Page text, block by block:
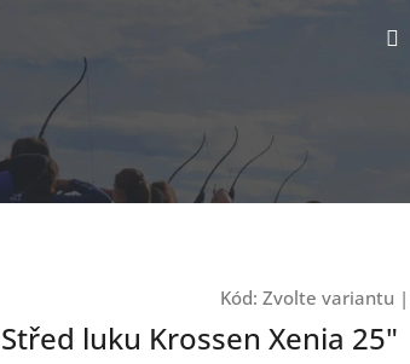
Kód: Zvolte variantu |
Střed luku Krossen Xenia 25"